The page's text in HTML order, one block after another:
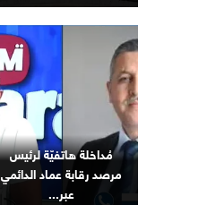
مُداخلة هاتفيّة لرئيس
مرصد رقابة عماد الدائمي
عبر...